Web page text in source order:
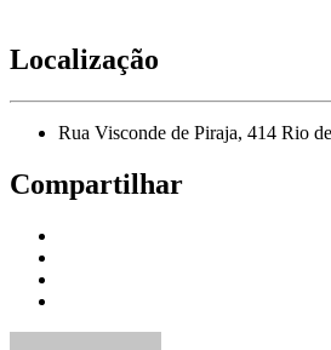
Localização
Rua Visconde de Piraja, 414 Rio
Compartilhar